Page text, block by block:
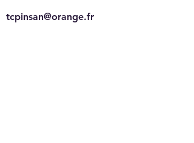
tcpinsan@orange.fr